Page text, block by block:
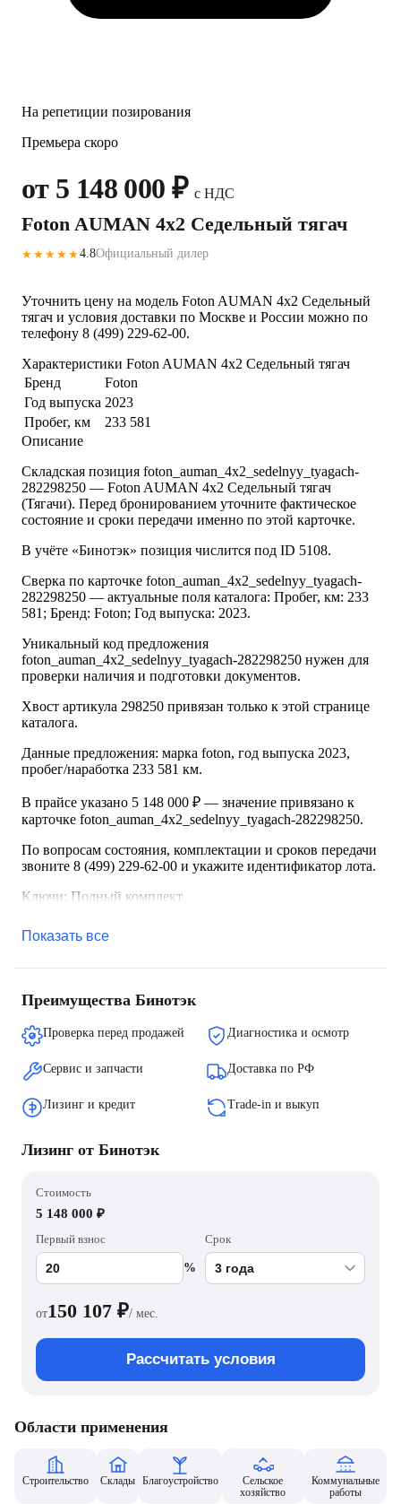
На репетиции позирования
Премьера скоро
от 5 148 000 ₽с НДС
Foton AUMAN 4x2 Седельный тягач
★★★★★4.8Официальный дилер
Уточнить цену на модель Foton AUMAN 4x2 Седельный
тягач и условия доставки по Москве и России можно по
телефону 8 (499) 229-62-00.
Характеристики Foton AUMAN 4x2 Седельный тягач
Бренд
Foton
Год выпуска 2023
Пробег, км
233 581
Описание
Складская позиция foton_auman_4x2_sedelnyy_tyagach-
282298250 — Foton AUMAN 4x2 Седельный тягач
(Тягачи). Перед бронированием уточните фактическое
состояние и сроки передачи именно по этой карточке.
В учёте «Бинотэк» позиция числится под ID 5108.
Сверка по карточке foton_auman_4x2_sedelnyy_tyagach-
282298250 — актуальные поля каталога: Пробег, км: 233
581; Бренд: Foton; Год выпуска: 2023.
Уникальный код предложения
foton_auman_4x2_sedelnyy_tyagach-282298250 нужен для
проверки наличия и подготовки документов.
Хвост артикула 298250 привязан только к этой странице
каталога.
Данные предложения: марка foton, год выпуска 2023,
пробег/наработка 233 581 км.
В прайсе указано 5 148 000 ₽ — значение привязано к
карточке foton_auman_4x2_sedelnyy_tyagach-282298250.
По вопросам состояния, комплектации и сроков передачи
звоните 8 (499) 229-62-00 и укажите идентификатор лота.
Ключи: Полный комплект
Показать все
Преимущества Бинотэк
Проверка перед продажей Диагностика и осмотр
Сервис и запчасти Доставка по РФ
Лизинг и кредит Trade-in и выкуп
Лизинг от Бинотэк
Стоимость
5 148 000 ₽
Первый взнос
%
Срок
от150 107 ₽/ мес.
Рассчитать условия
Области применения
Строительство Склады Благоустройство
Сельское
хозяйство
Коммунальные
работы